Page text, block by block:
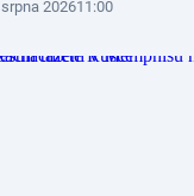
srpna 202611:00